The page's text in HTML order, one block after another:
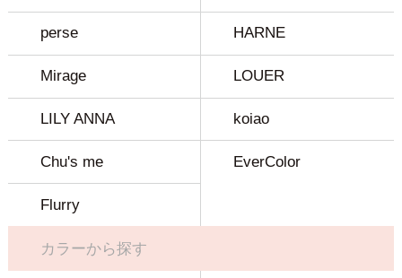
perse HARNE
Mirage LOUER
LILY ANNA koiao
Chu's me EverColor
Flurry
カラーから探す